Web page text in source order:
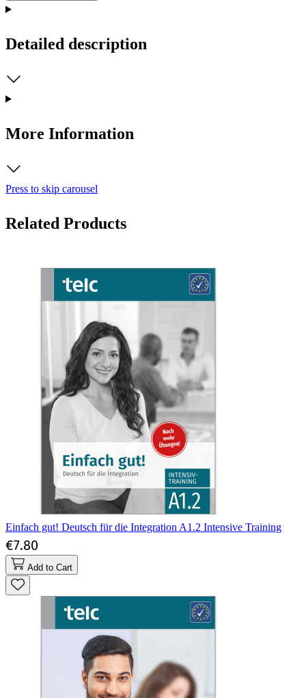
Detailed description
More Information
Press to skip carousel
Related Products
Einfach gut! Deutsch für die Integration A1.2 Intensive Training
€7.80
Add to Cart